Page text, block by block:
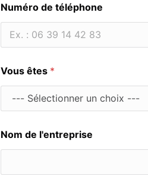
Numéro de téléphone
Vous êtes *
Nom de l'entreprise